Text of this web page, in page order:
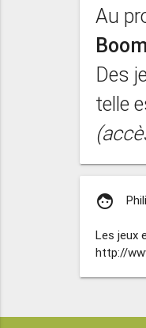
Au
Des
telle
face
Les jeux
http://